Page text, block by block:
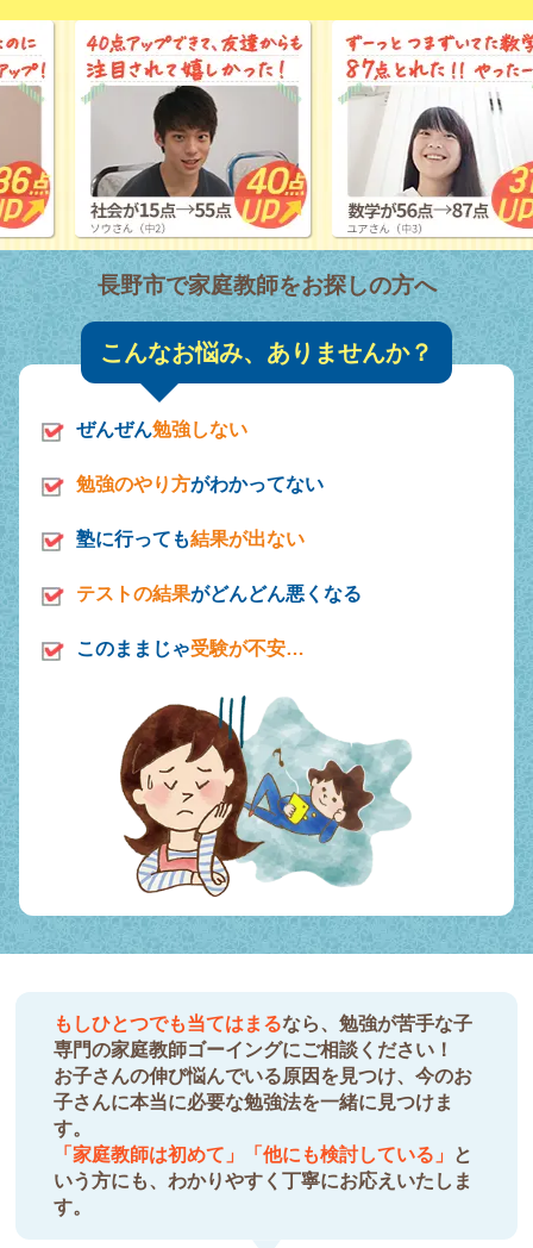
長野市で家庭教師をお探しの方へ
こんなお悩み、ありませんか？
ぜんぜん勉強しない
勉強のやり方がわかってない
塾に行っても結果が出ない
テストの結果がどんどん悪くなる
このままじゃ受験が不安…
もしひとつでも当てはまるなら、勉強が苦手な子
専門の家庭教師ゴーイングにご相談ください！
お子さんの伸び悩んでいる原因を見つけ、今のお
子さんに本当に必要な勉強法を一緒に見つけま
す。
「家庭教師は初めて」「他にも検討している」 と
いう方にも、わかりやすく丁寧にお応えいたしま
す。